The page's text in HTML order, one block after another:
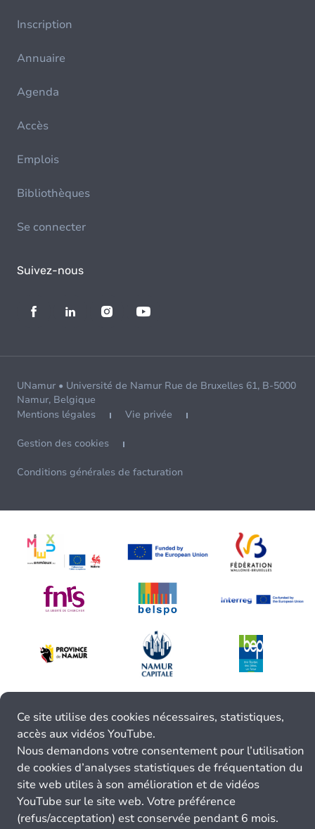
Inscription
Annuaire
Agenda
Accès
Emplois
Bibliothèques
Se connecter
Suivez-nous
UNamur • Université de Namur Rue de Bruxelles 61, B-5000
Namur, Belgique
Mentions légales
Vie privée
Gestion des cookies
Conditions générales de facturation
Ce site utilise des cookies nécessaires, statistiques,
accès aux vidéos YouTube.
Nous demandons votre consentement pour l’utilisation
de cookies d’analyses statistiques de fréquentation du
site web utiles à son amélioration et de vidéos
YouTube sur le site web. Votre préférence
(refus/acceptation) est conservée pendant 6 mois.